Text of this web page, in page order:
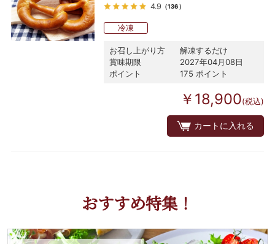
4.9 （136）
冷凍
お召し上がり方
解凍するだけ
賞味期限
2027年04月08日
ポイント
175 ポイント
￥18,900(税込)
カートに入れる
おすすめ特集！